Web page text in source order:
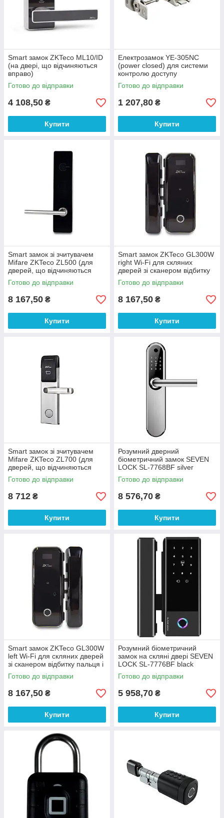
Smart замок ZKTeco ML10/ID
(на двері, що відчиняються
вправо)
Готово до відправки
4 108,50 ₴
Купити
Електрозамок YE-305NC
(power closed) для системи
контролю доступу
Готово до відправки
1 207,80 ₴
Купити
Smart замок зі зчитувачем
Mifare ZKTeco ZL500 (для
дверей, що відчиняються
вліво) для готелів
Готово до відправки
8 167,50 ₴
Купити
Smart замок ZKTeco GL300W
right Wi-Fi для скляних
дверей зі сканером відбитку
пальця і зчитувачем Mifare
Готово до відправки
8 167,50 ₴
Купити
Smart замок зі зчитувачем
Mifare ZKTeco ZL700 (для
дверей, що відчиняються
вправо) для готелів
Готово до відправки
8 712 ₴
Купити
Розумний дверний
біометричний замок SEVEN
LOCK SL-7768BF silver
Готово до відправки
8 576,70 ₴
Купити
Smart замок ZKTeco GL300W
left Wi-Fi для скляних дверей
зі сканером відбитку пальця і
зчитувачем Mifare
Готово до відправки
8 167,50 ₴
Купити
Розумний біометричний
замок на скляні двері SEVEN
LOCK SL-7776BF black
Готово до відправки
5 958,70 ₴
Купити